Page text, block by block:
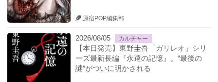
原宿POP編集部
2026/08/05 カルチャー
【本日発売】東野圭吾「ガリレオ」シリ
ーズ最新長編『永遠の記憶』。“最後の
謎”がついに明かされる